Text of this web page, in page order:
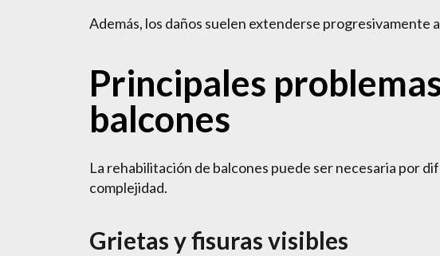
Además, los daños suelen extenderse progresivamente
Principales
balcones
La rehabilitación de balcones puede ser necesaria por
complejidad.
Grietas y fisuras visibles